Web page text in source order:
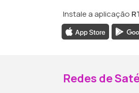
Instale a aplicação
Redes de